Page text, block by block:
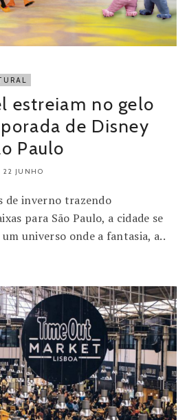
estreiam no gelo
de Disney
Paulo
22 JUNHO
de inverno trazendo
para São Paulo, a cidade se
universo onde a fantasia, a..